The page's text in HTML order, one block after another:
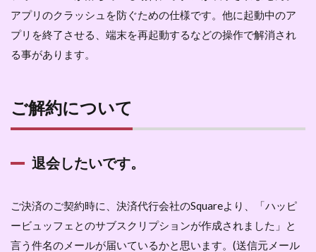
アプリのクラッシュを防ぐための仕様です。他に起動中のア
プリを終了させる、端末を再起動するなどの操作で解消され
る事があります。
ご解約について
退会したいです。
ご決済のご契約時に、決済代行会社のSquareより、「ハッピ
ービュッフェとのサブスクリプションが作成されました」と
言う件名のメールが届いているかと思います。(送信元メール